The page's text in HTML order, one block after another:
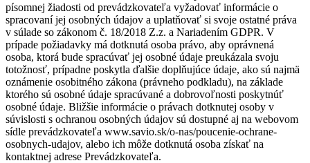
písomnej žiadosti od prevádzkovateľa vyžadovať informácie o
spracovaní jej osobných údajov a uplatňovať si svoje ostatné práva
v súlade so zákonom č. 18/2018 Z.z. a Nariadením GDPR. V
prípade požiadavky má dotknutá osoba právo, aby oprávnená
osoba, ktorá bude spracúvať jej osobné údaje preukázala svoju
totožnosť, prípadne poskytla ďalšie doplňujúce údaje, ako sú najmä
oznámenie osobitného zákona (právneho podkladu), na základe
ktorého sú osobné údaje spracúvané a dobrovoľnosti poskytnúť
osobné údaje. Bližšie informácie o právach dotknutej osoby v
súvislosti s ochranou osobných údajov sú dostupné aj na webovom
sídle prevádzkovateľa www.savio.sk/o-nas/poucenie-ochrane-
osobnych-udajov, alebo ich môže dotknutá osoba získať na
kontaktnej adrese Prevádzkovateľa.